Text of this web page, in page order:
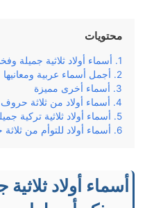
محتويات
أسماء أولاد ثلاثية جميلة
أجمل أسماء عربية ومعانيها
أسماء أخرى مميزة
أسماء أولاد من ثلاثة حروف
أسماء أولاد ثلاثية تركية
أسماء أولاد للتوأم من
أسماء أولاد